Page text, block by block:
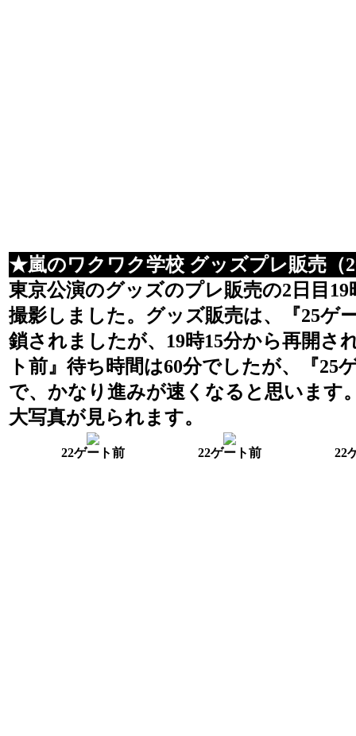
★嵐のワクワク学校 グッズプレ販売（
東京公演のグッズのプレ販売の2日目
撮影しました。グッズ販売は、『25ゲ
鎖されましたが、19時15分から再開さ
ト前』待ち時間は60分でしたが、『25
で、かなり進みが速くなると思います
大写真が見られます。
22ゲート前 22ゲート前 22